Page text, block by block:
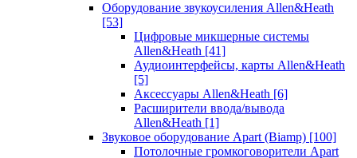
Оборудование звукоусиления Allen&Heath
[53]
Цифровые микшерные системы
Allen&Heath [41]
Аудиоинтерфейсы, карты Allen&Heath
[5]
Аксессуары Allen&Heath [6]
Расширители ввода/вывода
Allen&Heath [1]
Звуковое оборудование Apart (Biamp) [100]
Потолочные громкоговорители Apart